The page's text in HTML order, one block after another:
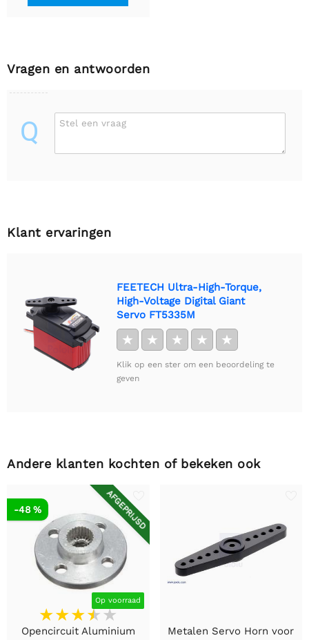
Vragen en antwoorden
Q Stel een vraag
Klant ervaringen
FEETECH Ultra-High-Torque,
High-Voltage Digital Giant
Servo FT5335M
★ ★ ★ ★ ★
Klik op een ster om een beoordeling te
geven
Andere klanten kochten of bekeken ook
AFGEPRIJSD
Op voorraad
-48 %
Opencircuit Aluminium
Metalen Servo Horn voor